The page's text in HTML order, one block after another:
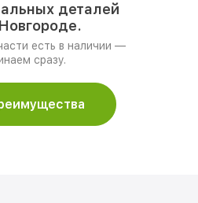
деталей
есть в наличии —
сразу.